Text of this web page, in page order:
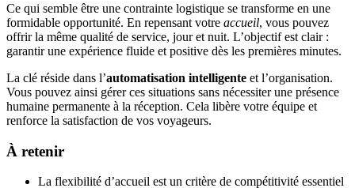
Ce qui semble être une contrainte logistique se transforme en une
formidable opportunité. En repensant votre accueil, vous pouvez
offrir la même qualité de service, jour et nuit. L’objectif est clair :
garantir une expérience fluide et positive dès les premières minutes.
La clé réside dans l’automatisation intelligente et l’organisation.
Vous pouvez ainsi gérer ces situations sans nécessiter une présence
humaine permanente à la réception. Cela libère votre équipe et
renforce la satisfaction de vos voyageurs.
À retenir
La flexibilité d’accueil est un critère de compétitivité essentiel